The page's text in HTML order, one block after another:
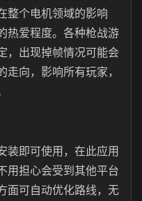
整个电机领域的影响
热爱程度。各种枪战游
，出现掉帧情况可能会
向，影响所有玩家，
装即可使用，在此应用
用担心会受到其他平台
面可自动优化路线，无